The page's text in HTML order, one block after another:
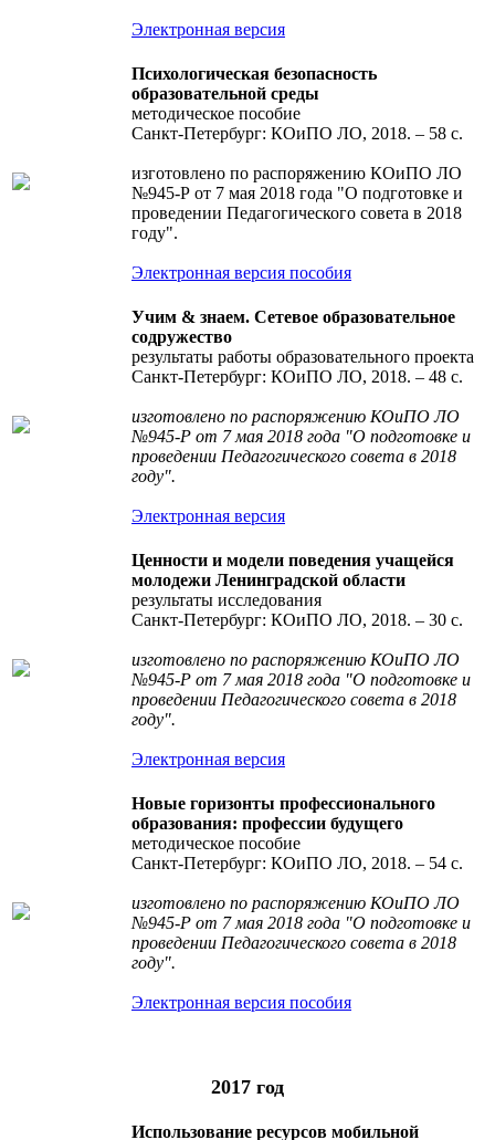
Электронная версия
Психологическая безопасность
образовательной среды
методическое пособие
Санкт-Петербург: КОиПО ЛО, 2018. – 58 с.
изготовлено по распоряжению КОиПО ЛО
№945-Р от 7 мая 2018 года "О подготовке и
проведении Педагогического совета в 2018
году".
Электронная версия пособия
Учим & знаем. Сетевое образовательное
содружество
результаты работы образовательного проекта
Санкт-Петербург: КОиПО ЛО, 2018. – 48 с.
изготовлено по распоряжению КОиПО ЛО
№945-Р от 7 мая 2018 года "О подготовке и
проведении Педагогического совета в 2018
году".
Электронная версия
Ценности и модели поведения учащейся
молодежи Ленинградской области
результаты исследования
Санкт-Петербург: КОиПО ЛО, 2018. – 30 с.
изготовлено по распоряжению КОиПО ЛО
№945-Р от 7 мая 2018 года "О подготовке и
проведении Педагогического совета в 2018
году".
Электронная версия
Новые горизонты профессионального
образования: профессии будущего
методическое пособие
Санкт-Петербург: КОиПО ЛО, 2018. – 54 с.
изготовлено по распоряжению КОиПО ЛО
№945-Р от 7 мая 2018 года "О подготовке и
проведении Педагогического совета в 2018
году".
Электронная версия пособия
2017 год
Использование ресурсов мобильной